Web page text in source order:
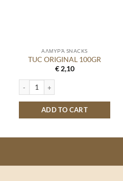
ΑΛΜΥΡΆ SNACKS
TUC ORIGINAL 100GR
€2,10
TUC ORIGINAL 100GR quantity
ADD TO CART